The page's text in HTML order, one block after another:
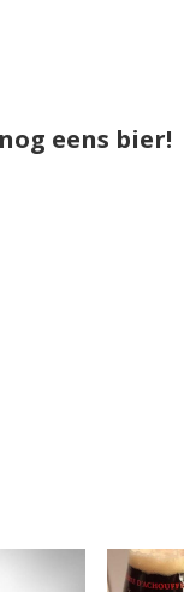
eens bier!